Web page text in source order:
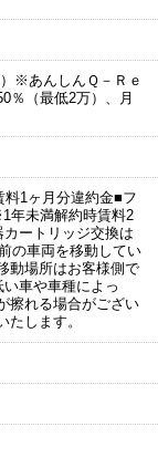
※あんしんＱ－Ｒｅ
％（最低2万）、月
1ヶ月分違約金■フ
年未満解約時賃料2
ートリッジ交換は
の車両を移動してい
動場所はお客様側で
車や車種によっ
擦れる場合がござい
たします。